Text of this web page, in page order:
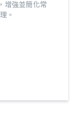
增強並簡化常
。